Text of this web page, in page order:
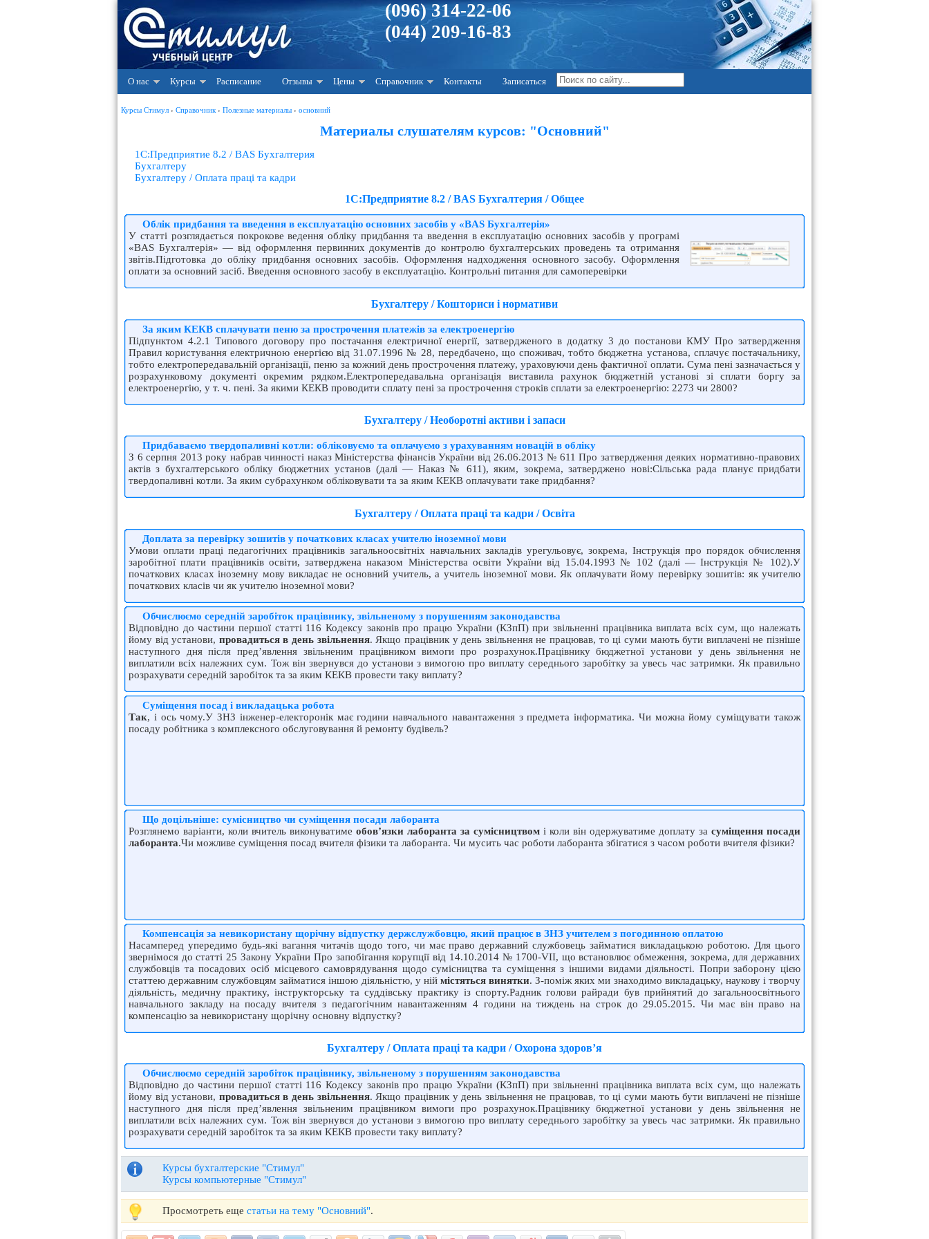
(096) 314-22-06
(044) 209-16-83
О нас Курсы Расписание Отзывы Цены Справочник Контакты Записаться
Курсы Стимул › Справочник › Полезные материалы › основний
Материалы слушателям курсов: "Основний"
1С:Предприятие 8.2 / BAS Бухгалтерия
Бухгалтеру
Бухгалтеру / Оплата праці та кадри
1С:Предприятие 8.2 / BAS Бухгалтерия / Общее
Облiк придбання та введення в експлуатацiю основних засобiв у «BAS Бухгалтерiя»
У статтi розглядається покрокове ведення облiку придбання та введення в експлуатацiю основних засобiв у програмi
«BAS Бухгалтерiя» — вiд оформлення первинних документiв до контролю бухгалтерських проведень та отримання
звiтiв.Пiдготовка до облiку придбання основних засобiв. Оформлення надходження основного засобу. Оформлення
оплати за основний засiб. Введення основного засобу в експлуатацiю. Контрольнi питання для самоперевiрки
Бухгалтеру / Кошториси і нормативи
За яким КЕКВ сплачувати пеню за прострочення платежів за електроенергію
Підпунктом 4.2.1 Типового договору про постачання електричної енергії, затвердженого в додатку 3 до постанови КМУ Про затвердження
Правил користування електричною енергією від 31.07.1996 № 28, передбачено, що споживач, тобто бюджетна установа, сплачує постачальнику,
тобто електропередавальній організації, пеню за кожний день прострочення платежу, ураховуючи день фактичної оплати. Сума пені зазначається у
розрахунковому документі окремим рядком.Електропередавальна організація виставила рахунок бюджетній установі зі сплати боргу за
електроенергію, у т. ч. пені. За якими КЕКВ проводити сплату пені за прострочення строків сплати за електроенергію: 2273 чи 2800?
Бухгалтеру / Необоротні активи і запаси
Придбаваємо твердопаливні котли: обліковуємо та оплачуємо з урахуванням новацій в обліку
З 6 серпня 2013 року набрав чинності наказ Міністерства фінансів України від 26.06.2013 № 611 Про затвердження деяких нормативно-правових
актів з бухгалтерського обліку бюджетних установ (далі — Наказ № 611), яким, зокрема, затверджено нові:Сільська рада планує придбати
твердопаливні котли. За яким субрахунком обліковувати та за яким КЕКВ оплачувати таке придбання?
Бухгалтеру / Оплата праці та кадри / Освіта
Доплата за перевірку зошитів у початкових класах учителю іноземної мови
Умови оплати праці педагогічних працівників загальноосвітніх навчальних закладів урегульовує, зокрема, Інструкція про порядок обчислення
заробітної плати працівників освіти, затверджена наказом Міністерства освіти України від 15.04.1993 № 102 (далі — Інструкція № 102).У
початкових класах іноземну мову викладає не основний учитель, а учитель іноземної мови. Як оплачувати йому перевірку зошитів: як учителю
початкових класів чи як учителю іноземної мови?
Обчислюємо середній заробіток працівнику, звільненому з порушенням законодавства
Відповідно до частини першої статті 116 Кодексу законів про працю України (КЗпП) при звільненні працівника виплата всіх сум, що належать
йому від установи, провадиться в день звільнення. Якщо працівник у день звільнення не працював, то ці суми мають бути виплачені не пізніше
наступного дня після пред’явлення звільненим працівником вимоги про розрахунок.Працівнику бюджетної установи у день звільнення не
виплатили всіх належних сум. Тож він звернувся до установи з вимогою про виплату середнього заробітку за увесь час затримки. Як правильно
розрахувати середній заробіток та за яким КЕКВ провести таку виплату?
Суміщення посад і викладацька робота
Так, і ось чому.У ЗНЗ інженер-електоронік має години навчального навантаження з предмета інформатика. Чи можна йому суміщувати також
посаду робітника з комплексного обслуговування й ремонту будівель?
Що доцільніше: сумісництво чи суміщення посади лаборанта
Розглянемо варіанти, коли вчитель виконуватиме обов’язки лаборанта за сумісництвом і коли він одержуватиме доплату за суміщення посади
лаборанта.Чи можливе суміщення посад вчителя фізики та лаборанта. Чи мусить час роботи лаборанта збігатися з часом роботи вчителя фізики?
Компенсація за невикористану щорічну відпустку держслужбовцю, який працює в ЗНЗ учителем з погодинною оплатою
Насамперед упередимо будь-які вагання читачів щодо того, чи має право державний службовець займатися викладацькою роботою. Для цього
звернімося до статті 25 Закону України Про запобігання корупції від 14.10.2014 № 1700-VII, що встановлює обмеження, зокрема, для державних
службовців та посадових осіб місцевого самоврядування щодо сумісництва та суміщення з іншими видами діяльності. Попри заборону цією
статтею державним службовцям займатися іншою діяльністю, у ній містяться винятки. З-поміж яких ми знаходимо викладацьку, наукову і творчу
діяльність, медичну практику, інструкторську та суддівську практику із спорту.Радник голови райради був прийнятий до загальноосвітнього
навчального закладу на посаду вчителя з педагогічним навантаженням 4 години на тиждень на строк до 29.05.2015. Чи має він право на
компенсацію за невикористану щорічну основну відпустку?
Бухгалтеру / Оплата праці та кадри / Охорона здоров’я
Обчислюємо середній заробіток працівнику, звільненому з порушенням законодавства
Відповідно до частини першої статті 116 Кодексу законів про працю України (КЗпП) при звільненні працівника виплата всіх сум, що належать
йому від установи, провадиться в день звільнення. Якщо працівник у день звільнення не працював, то ці суми мають бути виплачені не пізніше
наступного дня після пред’явлення звільненим працівником вимоги про розрахунок.Працівнику бюджетної установи у день звільнення не
виплатили всіх належних сум. Тож він звернувся до установи з вимогою про виплату середнього заробітку за увесь час затримки. Як правильно
розрахувати середній заробіток та за яким КЕКВ провести таку виплату?
Курсы бухгалтерские "Стимул"
Курсы компьютерные "Стимул"
Просмотреть еще статьи на тему "Основний".